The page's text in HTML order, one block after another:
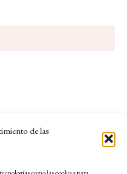
de las